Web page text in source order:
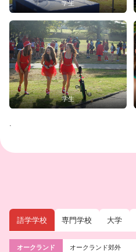
学生
学生
語学学校 専門学校 大学
オークランド オークランド郊外